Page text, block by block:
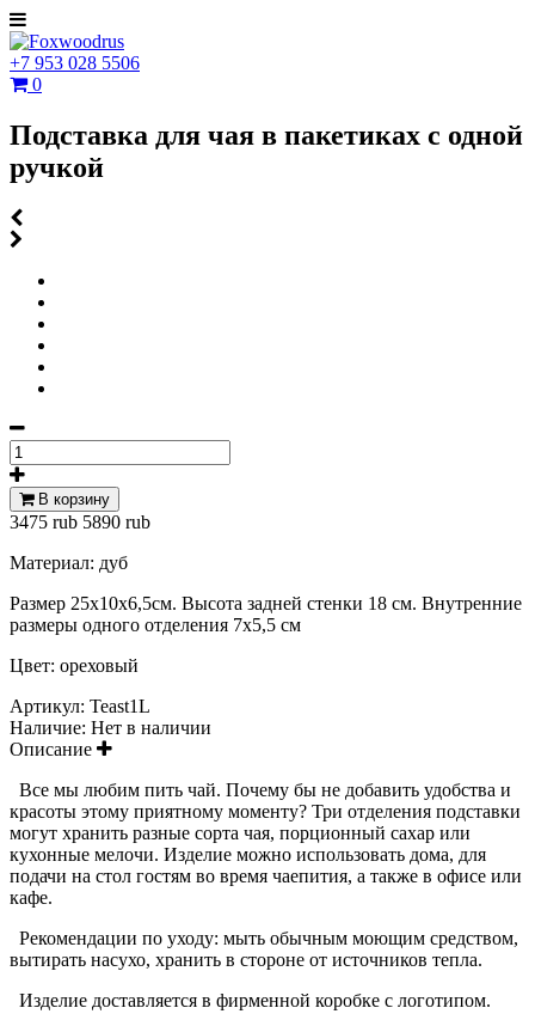
+7 953 028 5506
0
Подставка для чая в пакетиках с одной
ручкой
В корзину
3475 rub 5890 rub
Материал: дуб
Размер 25х10х6,5см. Высота задней стенки 18 см. Внутренние
размеры одного отделения 7x5,5 см
Цвет: ореховый
Артикул: Teast1L
Наличие: Нет в наличии
Описание
Все мы любим пить чай. Почему бы не добавить удобства и
красоты этому приятному моменту? Три отделения подставки
могут хранить разные сорта чая, порционный сахар или
кухонные мелочи. Изделие можно использовать дома, для
подачи на стол гостям во время чаепития, а также в офисе или
кафе.
Рекомендации по уходу: мыть обычным моющим средством,
вытирать насухо, хранить в стороне от источников тепла.
Изделие доставляется в фирменной коробке с логотипом.